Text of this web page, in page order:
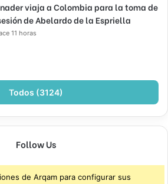
viaja a Colombia para la toma de
de Abelardo de la Espriella
11 horas
Todos (3124)
Follow Us
de Arqam para configurar sus